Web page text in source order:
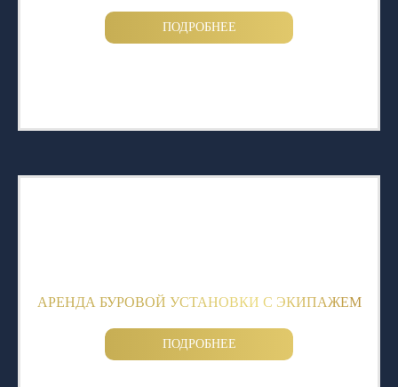
ПОДРОБНЕЕ
АРЕНДА БУРОВОЙ УСТАНОВКИ С ЭКИПАЖЕМ
ПОДРОБНЕЕ